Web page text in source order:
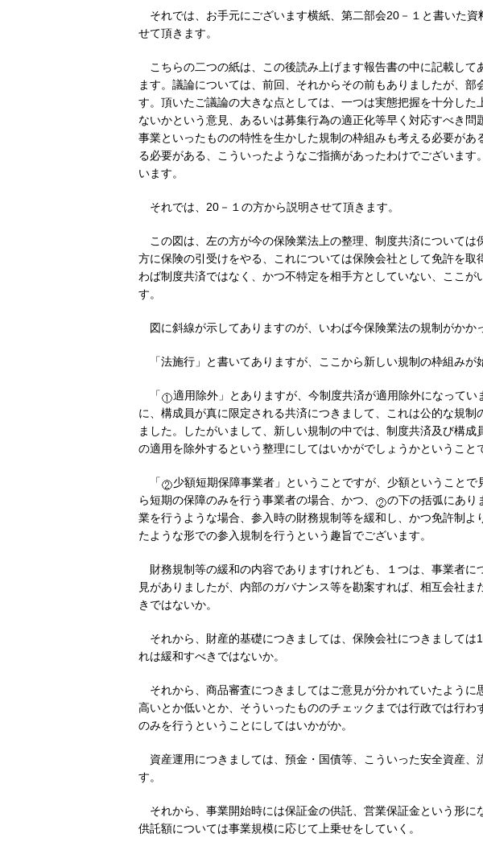
それでは、お手元にございます横紙、第二部会20－１と書いた
せて頂きます。
こちらの二つの紙は、この後読み上げます報告書の中に記載し
ます。議論については、前回、それからその前もありましたが、
す。頂いたご議論の大きな点としては、一つは実態把握を十分し
ないかという意見、あるいは募集行為の適正化等早く対応すべき
事業といったものの特性を生かした規制の枠組みも考える必要があ
る必要がある、こういったようなご指摘があったわけでございま
います。
それでは、20－１の方から説明させて頂きます。
この図は、左の方が今の保険業法上の整理、制度共済について
方に保険の引受けをやる、これについては保険会社として免許を
わば制度共済ではなく、かつ不特定を相手方としていない、ここ
す。
図に斜線が示してありますのが、いわば今保険業法の規制がかか
「法施行」と書いてありますが、ここから新しい規制の枠組みが
「
適用除外」とありますが、今制度共済が適用除外になって
に、構成員が真に限定される共済につきまして、これは公的な規
ました。したがいまして、新しい規制の中では、制度共済及び構
の適用を除外するという整理にしてはいかがでしょうかということ
「
少額短期保障事業者」ということですが、少額ということ
ら短期の保障のみを行う事業者の場合、かつ、
の下の括弧にあり
業を行うような場合、参入時の財務規制等を緩和し、かつ免許制
たような形での参入規制を行うという趣旨でございます。
財務規制等の緩和の内容でありますけれども、１つは、事業者
見がありましたが、内部のガバナンス等を勘案すれば、相互会社
きではないか。
それから、財産的基礎につきましては、保険会社につきまして
れは緩和すべきではないか。
それから、商品審査につきましてはご意見が分かれていたよう
高いとか低いとか、そういったもののチェックまでは行政では行
のみを行うということにしてはいかがか。
資産運用につきましては、預金・国債等、こういった安全資産
す。
それから、事業開始時には保証金の供託、営業保証金という形に
供託額については事業規模に応じて上乗せをしていく。